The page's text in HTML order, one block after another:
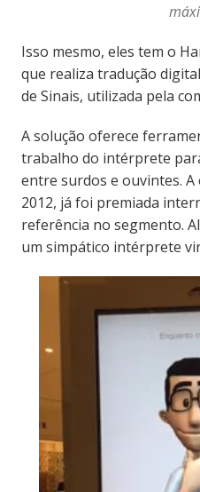
Isso mesmo, eles tem o
que realiza tradução
de Sinais, utilizada pela
A solução oferece
trabalho do intérprete
entre surdos e ouvintes.
2012, já foi premiada
referência no segmento.
um simpático intérprete